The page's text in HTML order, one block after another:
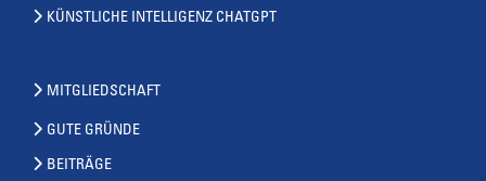
KÜNSTLICHE INTELLIGENZ CHATGPT
MITGLIEDSCHAFT
GUTE GRÜNDE
BEITRÄGE